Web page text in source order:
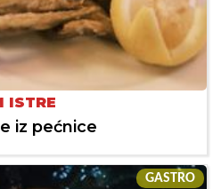
ISTRE
iz pećnice
GASTRO